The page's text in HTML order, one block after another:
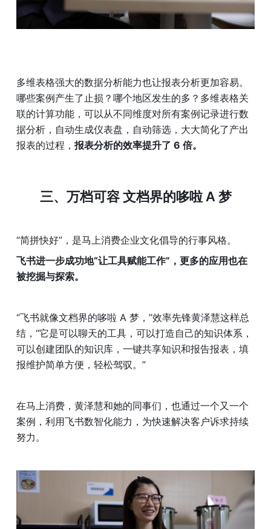
多维表格强大的数据分析能力也让报表分析更加容易。
哪些案例产生了止损？哪个地区发生的多？多维表格关
联的计算功能，可以从不同维度对所有案例记录进行数
据分析，自动生成仪表盘，自动筛选，大大简化了产出
报表的过程， 报表分析的效率提升了 6 倍。
三、万档可容 文档界的哆啦 A 梦
“简拼快好”，是马上消费企业文化倡导的行事风格。
飞书进一步成功地“让工具赋能工作”，更多的应用也在
被挖掘与探索。
“飞书就像文档界的哆啦 A 梦，”效率先锋黄泽慧这样总
结，“它是可以聊天的工具，可以打造自己的知识体系，
可以创建团队的知识库，一键共享知识和报告报表，填
报维护简单方便，轻松驾驭。”
在马上消费，黄泽慧和她的同事们，也通过一个又一个
案例，利用飞书数智化能力，为快速解决客户诉求持续
努力。